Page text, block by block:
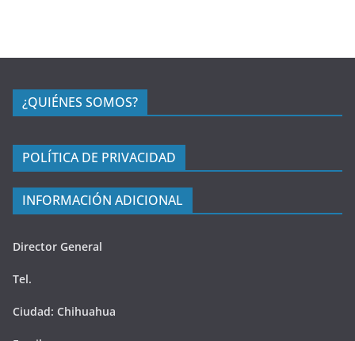
¿QUIÉNES SOMOS?
POLÍTICA DE PRIVACIDAD
INFORMACIÓN ADICIONAL
Director General
Tel.
Ciudad: Chihuahua